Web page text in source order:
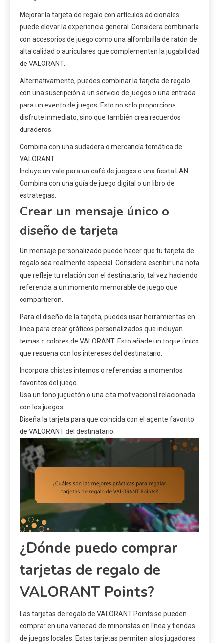
Mejorar la tarjeta de regalo con artículos adicionales
puede elevar la experiencia general. Considera combinarla
con accesorios de juego como una alfombrilla de ratón de
alta calidad o auriculares que complementen la jugabilidad
de VALORANT.
Alternativamente, puedes combinar la tarjeta de regalo
con una suscripción a un servicio de juegos o una entrada
para un evento de juegos. Esto no solo proporciona
disfrute inmediato, sino que también crea recuerdos
duraderos.
Combina con una sudadera o mercancía temática de
VALORANT.
Incluye un vale para un café de juegos o una fiesta LAN.
Combina con una guía de juego digital o un libro de
estrategias.
Crear un mensaje único o
diseño de tarjeta
Un mensaje personalizado puede hacer que tu tarjeta de
regalo sea realmente especial. Considera escribir una nota
que refleje tu relación con el destinatario, tal vez haciendo
referencia a un momento memorable de juego que
compartieron.
Para el diseño de la tarjeta, puedes usar herramientas en
línea para crear gráficos personalizados que incluyan
temas o colores de VALORANT. Esto añade un toque único
que resuena con los intereses del destinatario.
Incorpora chistes internos o referencias a momentos
favoritos del juego.
Usa un tono juguetón o una cita motivacional relacionada
con los juegos.
Diseña la tarjeta para que coincida con el agente favorito
de VALORANT del destinatario.
¿Dónde puedo comprar
tarjetas de regalo de
VALORANT Points?
Las tarjetas de regalo de VALORANT Points se pueden
comprar en una variedad de minoristas en línea y tiendas
de juegos locales. Estas tarjetas permiten a los jugadores